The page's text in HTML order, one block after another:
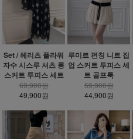
Set / 헤리츠 플라워
자수 시스루 셔츠 롱
스커트 투피스 세트
69,900원
49,900원
루미르 펀칭 니트 집
업 스커트 투피스 세
트 골프룩
59,900원
44,900원